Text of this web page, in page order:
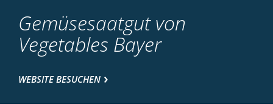
Gemüsesaatgut von
Vegetables Bayer
WEBSITE BESUCHEN